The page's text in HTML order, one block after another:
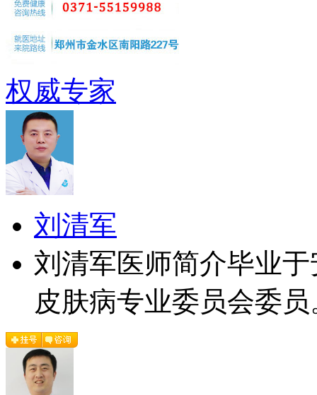
权威专家
刘清军
刘清军医师简介毕业
皮肤病专业委员会委